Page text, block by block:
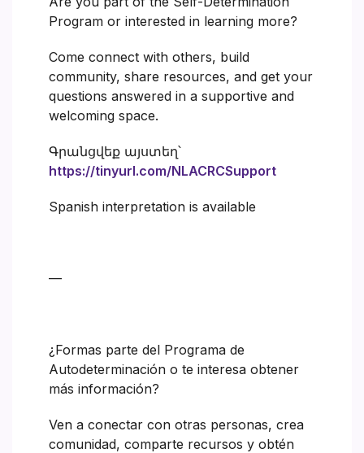
Program or interested in learning more?
Come connect with others, build
community, share resources, and get your
questions answered in a supportive and
welcoming space.
Գրանցվեք այստեղ՝
https://tinyurl.com/NLACRCSupport
Spanish interpretation is available
—
¿Formas parte del Programa de
Autodeterminación o te interesa obtener
más información?
Ven a conectar con otras personas, crea
comunidad, comparte recursos y obtén